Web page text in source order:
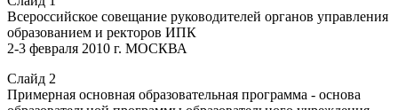
Всероссийское совещание руководителей органов управления
образованием и ректоров ИПК
2-3 февраля 2010 г. МОСКВА
Слайд 2
Примерная основная образовательная программа - основа